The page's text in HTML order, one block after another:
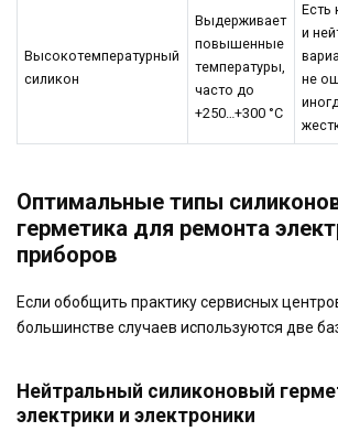
Высокотемпературный
силикон
Выдерживает
повышенные
температуры,
часто до
+250…+300 °C
Есть
и
не
Оптимальные типы
герметика для ремонта
приборов
Если обобщить практику сервисных
большинстве случаев используются две
Нейтральный силиконовый
электрики и электроники